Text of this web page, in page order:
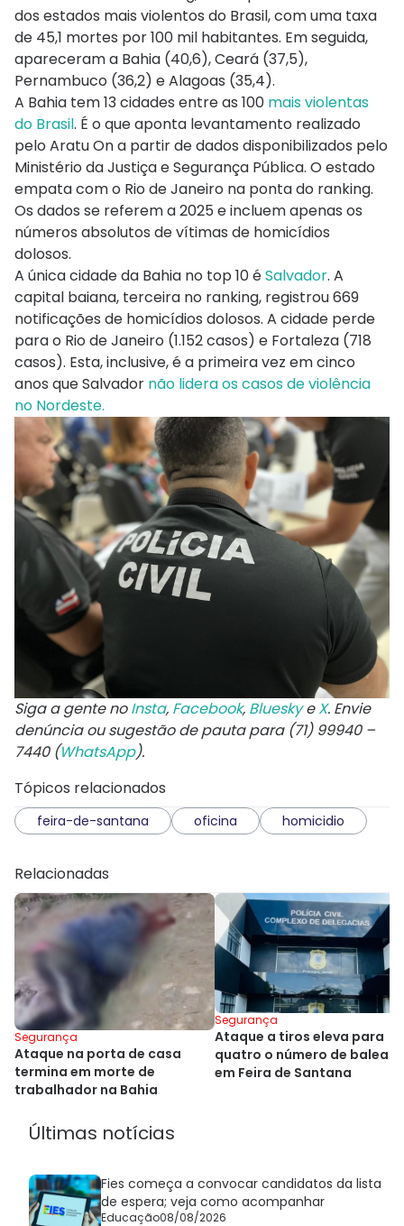
dos estados mais violentos do Brasil, com uma taxa
de 45,1 mortes por 100 mil habitantes. Em seguida,
apareceram a Bahia (40,6), Ceará (37,5),
Pernambuco (36,2) e Alagoas (35,4).
A Bahia tem 13 cidades entre as 100 mais violentas
do Brasil. É o que aponta levantamento realizado
pelo Aratu On a partir de dados disponibilizados pelo
Ministério da Justiça e Segurança Pública. O estado
empata com o Rio de Janeiro na ponta do ranking.
Os dados se referem a 2025 e incluem apenas os
números absolutos de vítimas de homicídios
dolosos.
A única cidade da Bahia no top 10 éSalvador. A
capital baiana, terceira no ranking, registrou 669
notificações de homicídios dolosos. A cidade perde
para o Rio de Janeiro (1.152 casos) e Fortaleza (718
casos). Esta, inclusive, é a primeira vez em cinco
anos que Salvador não lidera os casos de violência
no Nordeste.
Siga a gente noInsta, Facebook, BlueskyeX. Envie
denúncia ou sugestão de pauta para (71) 99940 –
7440 (WhatsApp).
Tópicos relacionados
feira-de-santana oficina homicidio
Relacionadas
Segurança
Ataque na porta de casa
termina em morte de
trabalhador na Bahia
Segurança
Ataque a tiros eleva para
quatro o número de
em Feira de Santana
Últimas notícias
Fies começa a convocar candidatos da lista
de espera; veja como acompanhar
Educação08/08/2026